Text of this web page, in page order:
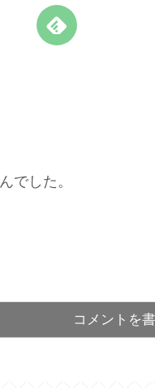
でした。
コメントを